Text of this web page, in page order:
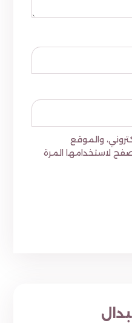
والموقع
لاستخدامها المرة